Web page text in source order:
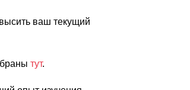
ваш текущий
тут.